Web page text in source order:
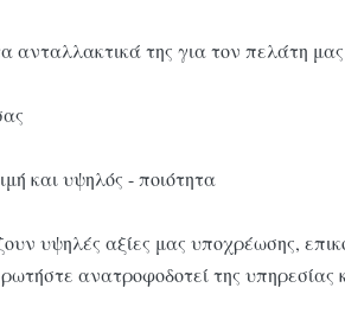
της για τον πελάτη
και υψηλός - ποιότητα
υψηλές αξίες μας υποχρέωσης,
ανατροφοδοτεί της υπηρεσίας